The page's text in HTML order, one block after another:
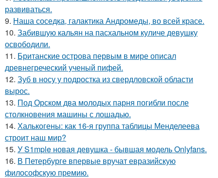
развиваться.
9. Наша соседка, галактика Андромеды, во всей красе.
10. Забившую кальян на пасхальном куличе девушку
освободили.
11. Британские острова первым в мире описал
древнегреческий ученый пифей.
12. Зуб в носу у подростка из свердловской области
вырос.
13. Под Орском два молодых парня погибли после
столкновения машины с лошадью.
14. Халькогены: как 16-я группа таблицы Менделеева
строит наш мир?
15. У S1mple новая девушка - бывшая модель Onlyfans.
16. В Петербурге впервые вручат евразийскую
философскую премию.